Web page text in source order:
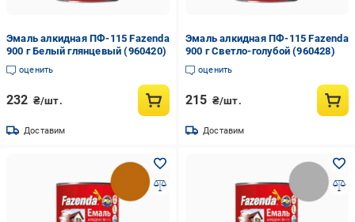
Эмаль алкидная ПФ-115 Fazenda
900 г Белый глянцевый (960420)
оценить
232 ₴/шт.
Доставим
Эмаль алкидная ПФ-115 Fazenda
900 г Светло-голубой (960428)
оценить
215 ₴/шт.
Доставим